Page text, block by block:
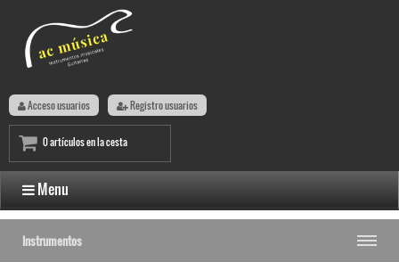
Acceso usuarios Registro usuarios
0 artículos en la cesta
Menu
Instrumentos